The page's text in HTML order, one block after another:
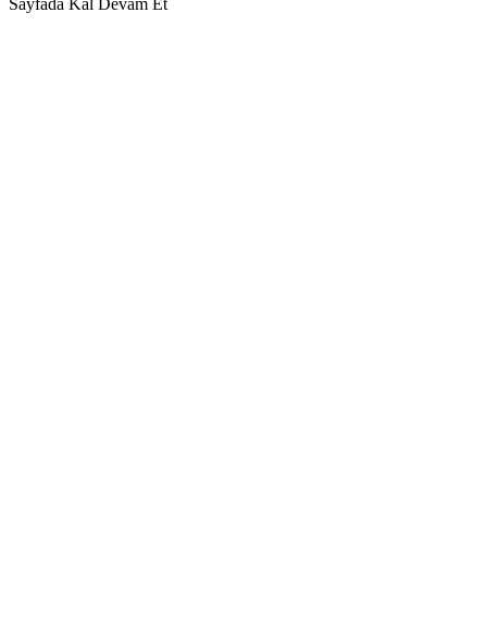
Sayfada Kal Devam Et